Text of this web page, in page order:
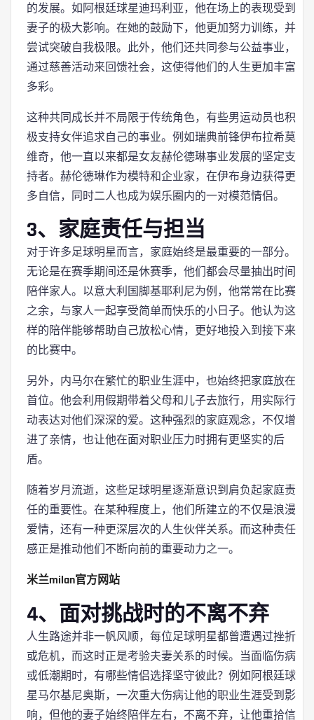
的发展。如阿根廷球星迪玛利亚，他在场上的表现受到
妻子的极大影响。在她的鼓励下，他更加努力训练，并
尝试突破自我极限。此外，他们还共同参与公益事业，
通过慈善活动来回馈社会，这使得他们的人生更加丰富
多彩。
这种共同成长并不局限于传统角色，有些男运动员也积
极支持女伴追求自己的事业。例如瑞典前锋伊布拉希莫
维奇，他一直以来都是女友赫伦德琳事业发展的坚定支
持者。赫伦德琳作为模特和企业家，在伊布身边获得更
多自信，同时二人也成为娱乐圈内的一对模范情侣。
3、家庭责任与担当
对于许多足球明星而言，家庭始终是最重要的一部分。
无论是在赛季期间还是休赛季，他们都会尽量抽出时间
陪伴家人。以意大利国脚基耶利尼为例，他常常在比赛
之余，与家人一起享受简单而快乐的小日子。他认为这
样的陪伴能够帮助自己放松心情，更好地投入到接下来
的比赛中。
另外，内马尔在繁忙的职业生涯中，也始终把家庭放在
首位。他会利用假期带着父母和儿子去旅行，用实际行
动表达对他们深深的爱。这种强烈的家庭观念，不仅增
进了亲情，也让他在面对职业压力时拥有更坚实的后
盾。
随着岁月流逝，这些足球明星逐渐意识到肩负起家庭责
任的重要性。在某种程度上，他们所建立的不仅是浪漫
爱情，还有一种更深层次的人生伙伴关系。而这种责任
感正是推动他们不断向前的重要动力之一。
米兰milan官方网站
4、面对挑战时的不离不弃
人生路途并非一帆风顺，每位足球明星都曾遭遇过挫折
或危机，而这时正是考验夫妻关系的时候。当面临伤病
或低潮期时，有哪些情侣选择坚守彼此？例如阿根廷球
星马尔基尼奥斯，一次重大伤病让他的职业生涯受到影
响，但他的妻子始终陪伴左右，不离不弃，让他重拾信